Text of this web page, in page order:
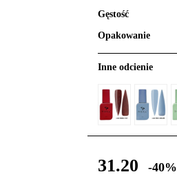
Gęstość
Opakowanie
Inne odcienie
31.20 -40%